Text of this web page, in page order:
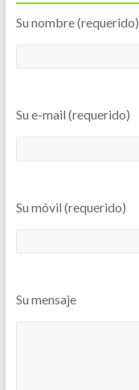
Su nombre (requerido)
Su e-mail (requerido)
Su móvil (requerido)
Su mensaje